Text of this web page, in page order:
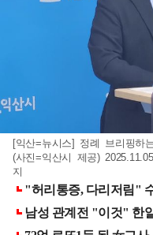
[익산=뉴시스] 정례 브리핑하
(사진=익산시 제공)
지